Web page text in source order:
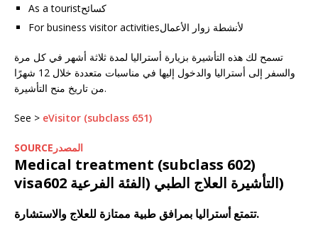
As a touristكسائح
For business visitor activitiesلأنشطة زوار الأعمال
تسمح لك هذه التأشيرة بزيارة أستراليا لمدة ثلاثة أشهر في كل مرة
والسفر إلى أستراليا والدخول إليها في مناسبات متعددة خلال 12 شهرًا
من تاريخ منح التأشيرة.
See > eVisitor (subclass 651)
SOURCEالمصدر
Medical treatment (subclass 602)
visaالتأشيرة العلاج الطبي (الفئة الفرعية 602)
تتمتع أستراليا بمرافق طبية ممتازة للعلاج والاستشارة.